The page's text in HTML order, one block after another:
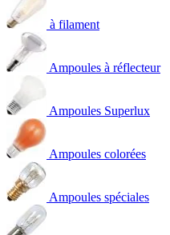
à filament
Ampoules à réflecteur
Ampoules Superlux
Ampoules colorées
Ampoules spéciales